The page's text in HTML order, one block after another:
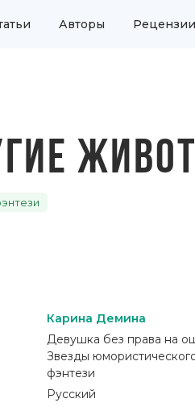
Авторы Рецензии
Карина Демина
Девушка без права на
Звезды
фэнтези
Русский